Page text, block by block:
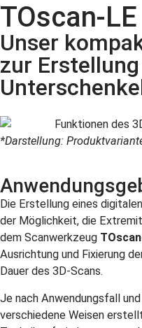
TOscan-LE
Unser
zur
*Darstellung:
Die Erstellung eines
der Möglichkeit, die
dem Scanwerkzeug
Ausrichtung und Fixierung
Dauer des 3D-Scans.
Je nach Anwendungsfall
verschiedene Weisen